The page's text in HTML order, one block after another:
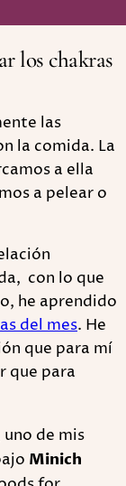
los chakras
las
la comida. La
a ella
a pelear o
con lo que
he aprendido
del mes. He
que para mí
que para
uno de mis
Minich